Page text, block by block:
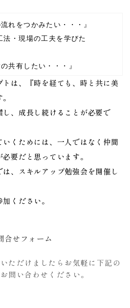
れをつかみたい・・・』
法・現場の工夫を学びた
の共有したい・・・』
は、『時を経ても、時と共に美
、成長し続けることが必要で
くためには、一人ではなく仲間
要だと思っています。
、スキルアップ勉強会を開催し
ください。
合せフォーム
ただけましたらお気軽に下記の
問い合わせください。